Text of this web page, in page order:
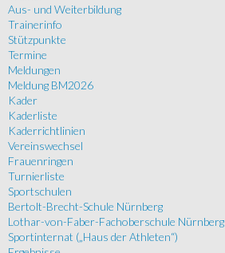
Aus- und Weiterbildung
Trainerinfo
Stützpunkte
Termine
Meldungen
Meldung BM2026
Kader
Kaderliste
Kaderrichtlinien
Vereinswechsel
Frauenringen
Turnierliste
Sportschulen
Bertolt-Brecht-Schule Nürnberg
Lothar-von-Faber-Fachoberschule Nürnberg
Sportinternat („Haus der Athleten“)